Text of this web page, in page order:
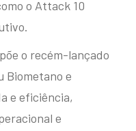
10
o Attack 10
o recém-lançado
Biometano e
e eficiência,
e